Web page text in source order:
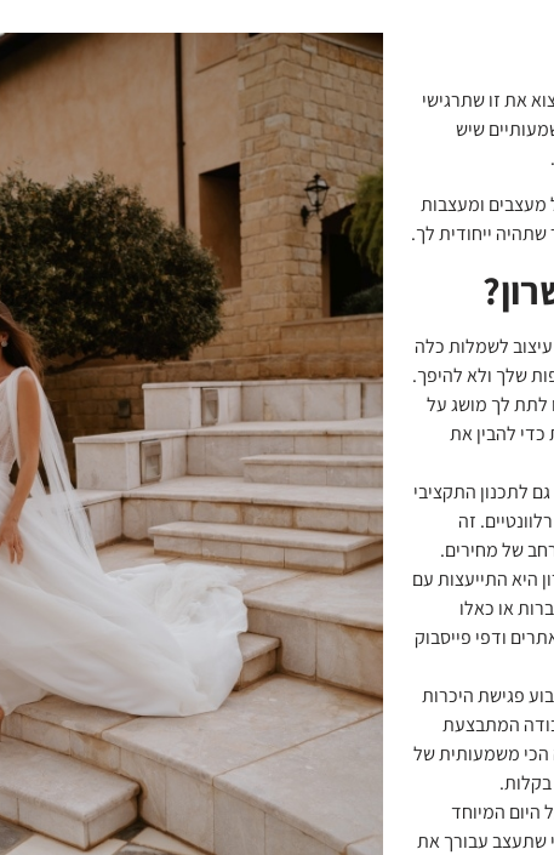
את זו שתרגישי
שיש
ומעצבות
ייחודית לך.
לשמלות כלה
שלך ולא להיפך.
לתת לך מושג על
כדי להבין את
לתכנון התקציבי
זה
של מחירים.
היא התייעצות עם
או כאלו
ודפי פייסבוק
פגישת היכרות
המתבצעת
הכי משמעותית של
המיוחד
שתעצב עבורך את